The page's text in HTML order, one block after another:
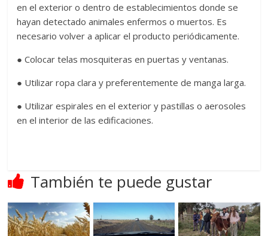
en el exterior o dentro de establecimientos donde se
hayan detectado animales enfermos o muertos. Es
necesario volver a aplicar el producto periódicamente.
● Colocar telas mosquiteras en puertas y ventanas.
● Utilizar ropa clara y preferentemente de manga larga.
● Utilizar espirales en el exterior y pastillas o aerosoles
en el interior de las edificaciones.
También te puede gustar